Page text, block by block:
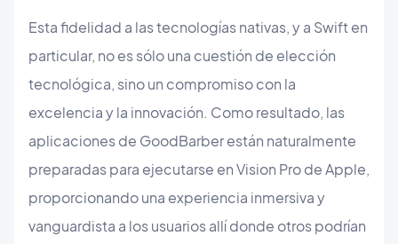
Esta fidelidad a las tecnologías nativas, y a Swift en
particular, no es sólo una cuestión de elección
tecnológica, sino un compromiso con la
excelencia y la innovación. Como resultado, las
aplicaciones de GoodBarber están naturalmente
preparadas para ejecutarse en Vision Pro de Apple,
proporcionando una experiencia inmersiva y
vanguardista a los usuarios allí donde otros podrían